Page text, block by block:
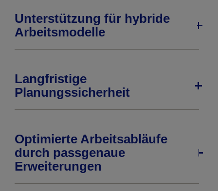
Unterstützung für hybride
Arbeitsmodelle
Langfristige
Planungssicherheit
Optimierte Arbeitsabläufe
durch passgenaue
Erweiterungen